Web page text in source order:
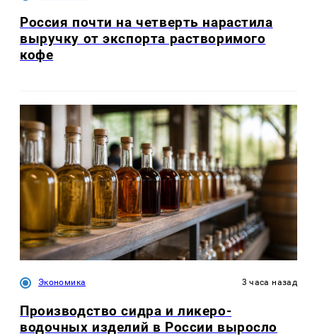
Россия почти на четверть нарастила
выручку от экспорта растворимого
кофе
Экономика 3 часа назад
Производство сидра и ликеро-
водочных изделий в России выросло